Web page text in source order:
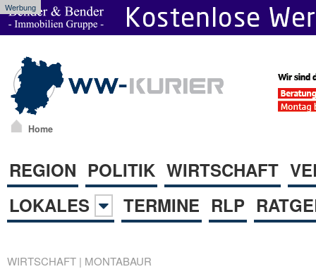
Werbung
Home
REGION POLITIK WIRTSCHAFT
LOKALES
TERMINE RLP
WIRTSCHAFT | MONTABAUR